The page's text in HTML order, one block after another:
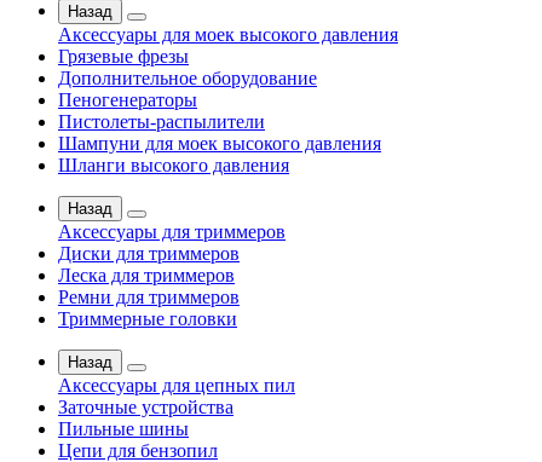
Назад
Аксессуары для моек высокого давления
Грязевые фрезы
Дополнительное оборудование
Пеногенераторы
Пистолеты-распылители
Шампуни для моек высокого давления
Шланги высокого давления
Назад
Аксессуары для триммеров
Диски для триммеров
Леска для триммеров
Ремни для триммеров
Триммерные головки
Назад
Аксессуары для цепных пил
Заточные устройства
Пильные шины
Цепи для бензопил